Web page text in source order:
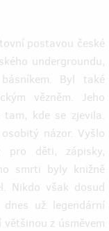
postavou české
undergroundu,
Byl také
vězněm. Jeho
tam, kde se zjevila.
názor. Vyšlo
pro děti, zápisky,
smrti byly knižně
Nikdo však dosud
už legendární
z úsměvem